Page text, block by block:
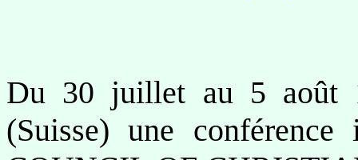
Du 30 juillet au 5 août
(Suisse) une conférence